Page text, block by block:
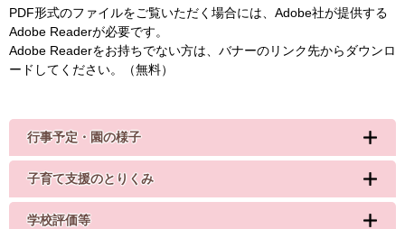
PDF形式のファイルをご覧いただく場合には、Adobe社が提供する
Adobe Readerが必要です。
Adobe Readerをお持ちでない方は、バナーのリンク先からダウンロ
ードしてください。（無料）
行事予定・園の様子
子育て支援のとりくみ
学校評価等